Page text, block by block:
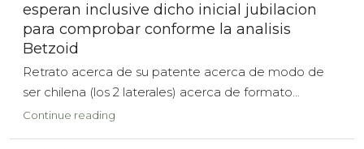
esperan inclusive dicho inicial jubilacion
para comprobar conforme la analisis
Betzoid
Retrato acerca de su patente acerca de modo de
ser chilena (los 2 laterales) acerca de formato...
Continue reading